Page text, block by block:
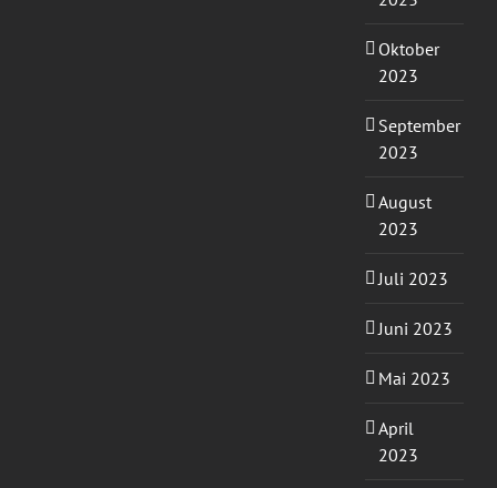
Oktober
2023
September
2023
August
2023
Juli 2023
Juni 2023
Mai 2023
April
2023